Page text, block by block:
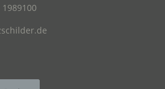
automatisierten
personenbezogenen Daten